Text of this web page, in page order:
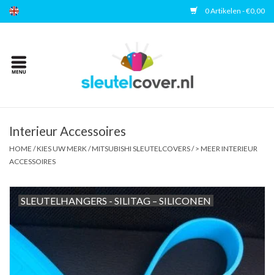
0 Artikelen - €0,00
Home
Accessoires
Veelgestelde vragen
Contact
Interieur Accessoires
HOME /KIES UW MERK /MITSUBISHI SLEUTELCOVERS/> MEER INTERIEUR
ACCESSOIRES
SLEUTELHANGERS - SILITAG – SILICONEN